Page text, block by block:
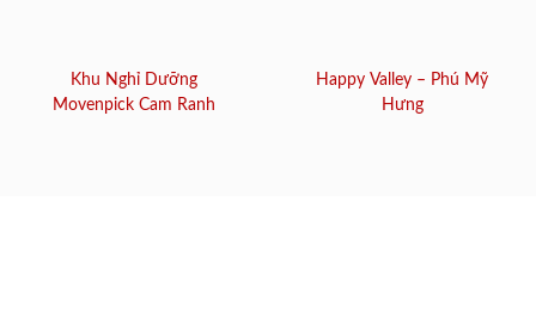
Khu Nghỉ Dưỡng
Movenpick Cam Ranh
Happy Valley – Phú Mỹ
Hưng